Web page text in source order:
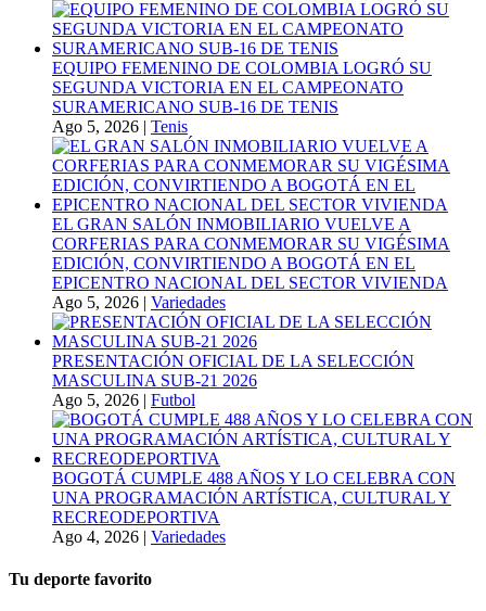
EQUIPO FEMENINO DE COLOMBIA LOGRÓ SU
SEGUNDA VICTORIA EN EL CAMPEONATO
SURAMERICANO SUB-16 DE TENIS
Ago 5, 2026 | Tenis
EL GRAN SALÓN INMOBILIARIO VUELVE A
CORFERIAS PARA CONMEMORAR SU VIGÉSIMA
EDICIÓN, CONVIRTIENDO A BOGOTÁ EN EL
EPICENTRO NACIONAL DEL SECTOR VIVIENDA
Ago 5, 2026 | Variedades
PRESENTACIÓN OFICIAL DE LA SELECCIÓN
MASCULINA SUB-21 2026
Ago 5, 2026 | Futbol
BOGOTÁ CUMPLE 488 AÑOS Y LO CELEBRA CON
UNA PROGRAMACIÓN ARTÍSTICA, CULTURAL Y
RECREODEPORTIVA
Ago 4, 2026 | Variedades
Tu deporte favorito